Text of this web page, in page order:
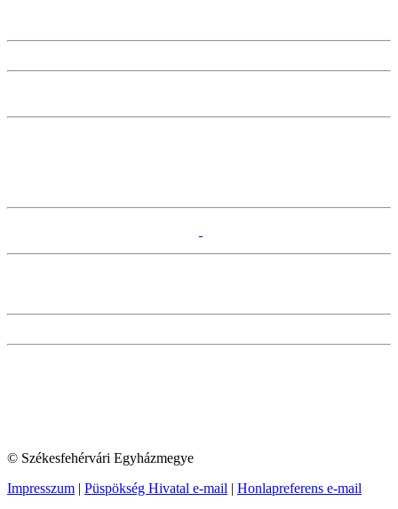
© Székesfehérvári Egyházmegye
Impresszum | Püspökség Hivatal e-mail | Honlapreferens e-mail